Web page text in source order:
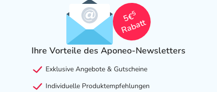
5€
5
Rabatt
Ihre Vorteile des Aponeo-Newsletters
Exklusive Angebote & Gutscheine
Individuelle Produktempfehlungen